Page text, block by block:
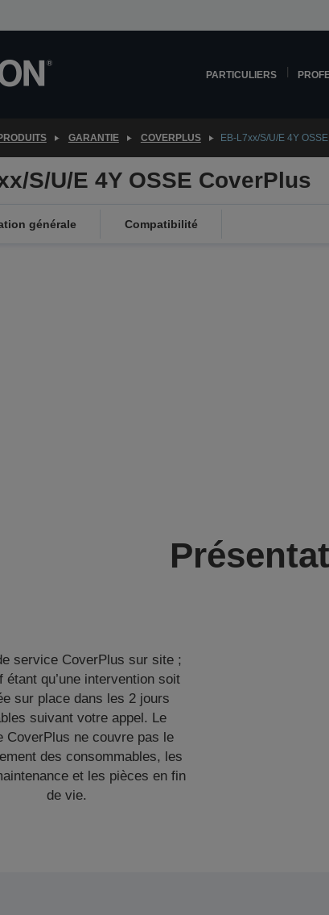
PARTICULIERS
GARANTIE COVERPLUS EB-L7xx/S/U/E 4Y
S/U/E 4Y OSSE CoverPlus
générale Compatibilité
service CoverPlus sur site ;
étant qu’une intervention soit
sur place dans les 2 jours
suivant votre appel. Le
CoverPlus ne couvre pas le
des consommables, les
et les pièces en fin
de vie.